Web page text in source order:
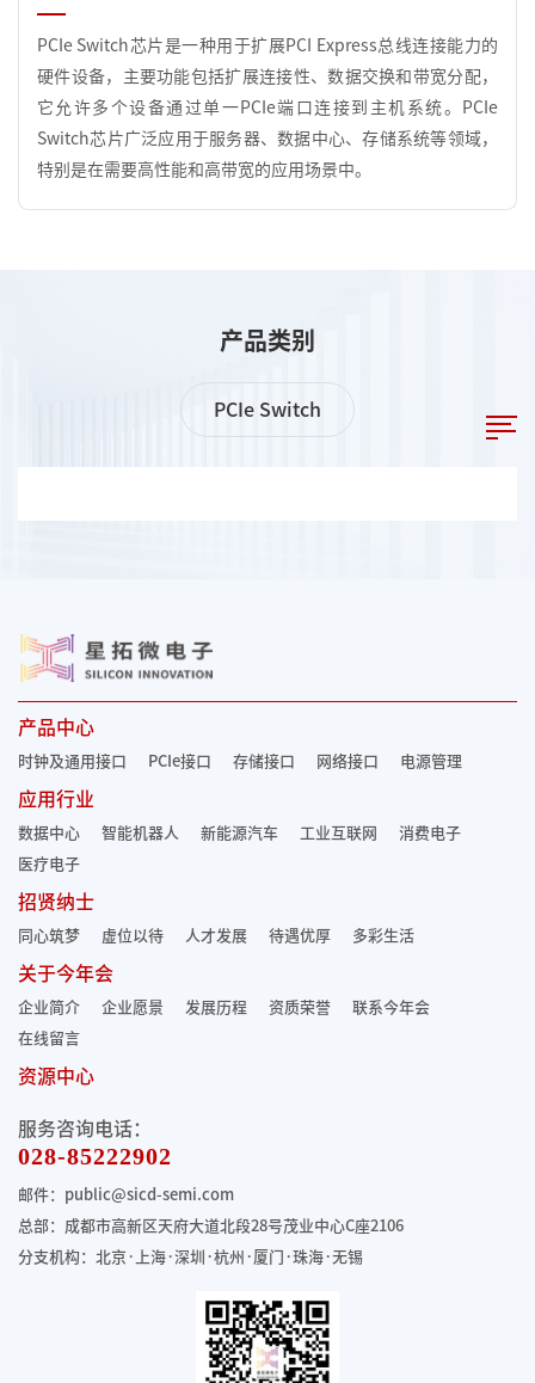
​PCIe Switch芯片是一种用于扩展PCI Express总线连接能力的
硬件设备，主要功能包括扩展连接性、数据交换和带宽分配，
它允许多个设备通过单一PCIe端口连接到主机系统。PCIe
Switch芯片广泛应用于服务器、数据中心、存储系统等领域，
特别是在需要高性能和高带宽的应用场景中。
产品类别
PCIe Switch
产品中心
时钟及通用接口 PCIe接口 存储接口 网络接口 电源管理
应用行业
数据中心 智能机器人 新能源汽车 工业互联网
消费电子
医疗电子
招贤纳士
同心筑梦 虚位以待 人才发展 待遇优厚 多彩生活
关于今年会
企业简介 企业愿景 发展历程 资质荣誉
联系今年会
在线留言
资源中心
服务咨询电话：
028-85222902
邮件：public@sicd-semi.com
总部：成都市高新区天府大道北段28号茂业中心C座2106
分支机构：北京·上海·深圳·杭州·厦门·珠海·无锡